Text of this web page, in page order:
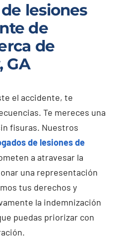
lesiones
de
de
GA
el accidente, te
Te mereces una
fisuras. Nuestros
de lesiones de
a atravesar la
una representación
tus derechos y
la indemnización
puedas priorizar con